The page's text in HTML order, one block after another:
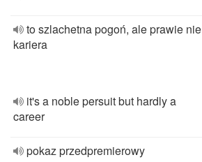
to szlachetna pogoń, ale prawie nie
kariera
it's a noble persuit but hardly a
career
pokaz przedpremierowy